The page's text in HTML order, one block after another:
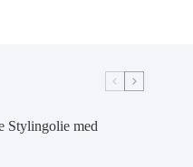
Stylingolie med